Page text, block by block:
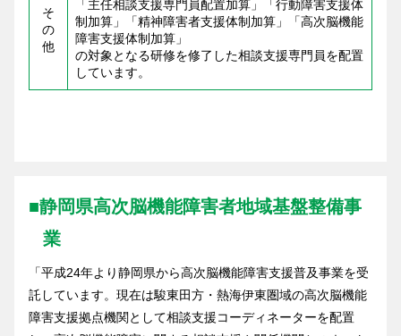
そ
の
他
「主任相談支援専門員配置加算」「行動障害支援体
制加算」「精神障害者支援体制加算」「高次脳機能
障害支援体制加算」
の対象となる研修を修了した相談支援専門員を配置
しています。
■静岡県高次脳機能障害者地域基盤整備事
業
「平成24年より静岡県から高次脳機能障害支援普及事業を受
託しています。現在は駿東田方・熱海伊東圏域の高次脳機能
障害支援拠点機関として相談支援コーディネーターを配置